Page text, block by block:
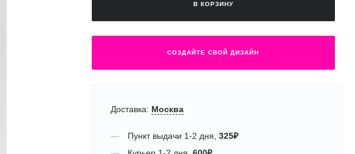
В КОРЗИНУ
СОЗДАЙТЕ СВОЙ ДИЗАЙН
Доставка: Москва
Пункт выдачи 1-2 дня 325₽